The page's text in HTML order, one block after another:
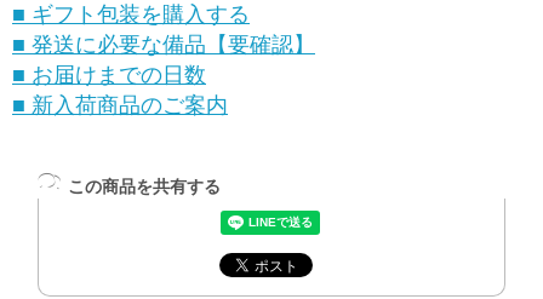
■ ギフト包装を購入する
■ 発送に必要な備品【要確認】
■ お届けまでの日数
■ 新入荷商品のご案内
この商品を共有する